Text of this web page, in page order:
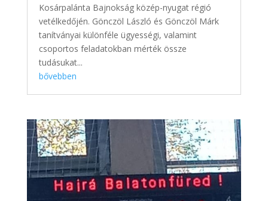
Kosárpalánta Bajnokság közép-nyugat régió
vetélkedőjén. Gönczöl László és Gönczöl Márk
tanítványai különféle ügyességi, valamint
csoportos feladatokban mérték össze
tudásukat...
bővebben